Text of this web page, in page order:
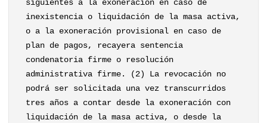
siguientes a la exoneración en caso de
inexistencia o liquidación de la masa activa,
o a la exoneración provisional en caso de
plan de pagos, recayera sentencia
condenatoria firme o resolución
administrativa firme. (2) La revocación no
podrá ser solicitada una vez transcurridos
tres años a contar desde la exoneración con
liquidación de la masa activa, o desde la